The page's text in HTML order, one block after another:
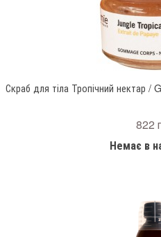
Скраб для тіла Тропічний
822
Немає в